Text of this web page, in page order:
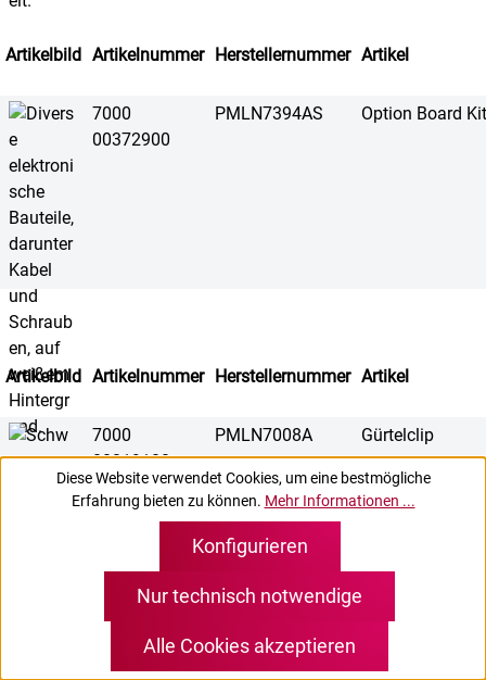
Artikelbild Artikelnummer Herstellernummer Artikel
7000
00372900
PMLN7394AS Option Board
Artikelbild Artikelnummer Herstellernummer Artikel
7000
00219100
PMLN7008A Gürtelclip
7000
00268100
Gürtelclip
Diese Website verwendet Cookies, um eine bestmögliche
Erfahrung bieten zu können. Mehr Informationen ...
Nur technisch notwendige
Konfigurieren
Alle Cookies akzeptieren